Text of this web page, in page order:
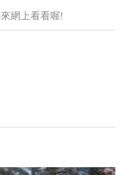
網上看看喔!